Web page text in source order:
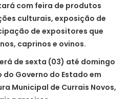
com feira de produtos
culturais, exposição de
de expositores que
caprinos e ovinos.
de sexta (03) até domingo
Governo do Estado em
Municipal de Currais Novos,